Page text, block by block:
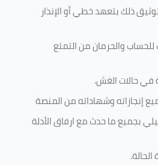
ذلك بتعهد خطي أو الإنذار
والحرمان من التمتع
في حالات الغش.
إنجازاته وشهاداته من المنصة
بجميع ما حدث مع ارفاق الأدلة